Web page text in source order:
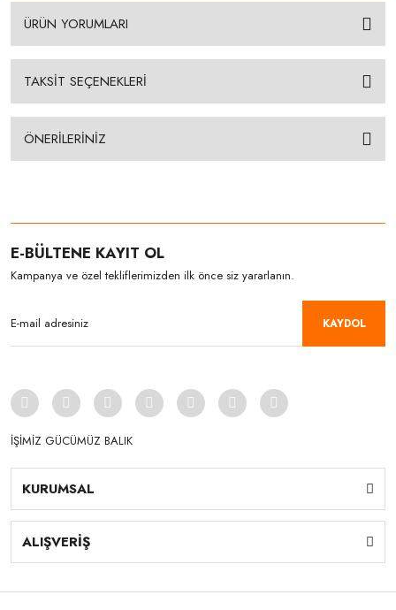
ÜRÜN YORUMLARI
TAKSİT SEÇENEKLERİ
ÖNERİLERİNİZ
E-BÜLTENE KAYIT OL
Kampanya ve özel tekliflerimizden ilk önce siz yararlanın.
KAYDOL
İŞİMİZ GÜCÜMÜZ BALIK
KURUMSAL
ALIŞVERİŞ